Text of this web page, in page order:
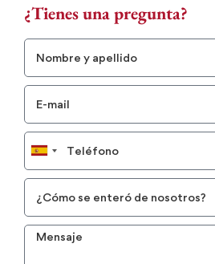
¿Tienes una pregunta?
Spain
+34